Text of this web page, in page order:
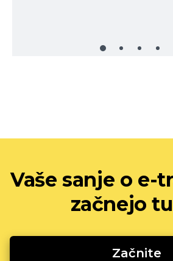
Vaše sanje o e-
začnejo
Začnite